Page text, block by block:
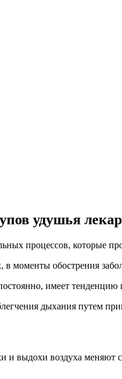
удушья
процессов, которые
моменты обострения
имеет
дыхания путем
выдохи воздуха